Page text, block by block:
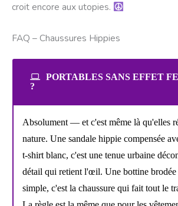
croit encore aux utopies.
FAQ – Chaussures Hippies
PORTABLES SANS EFFET
?
Absolument — et c'est même là qu'elles
nature. Une sandale hippie compensée
t-shirt blanc, c'est une tenue urbaine
détail qui retient l'œil. Une bottine brodée
simple, c'est la chaussure qui fait tout le